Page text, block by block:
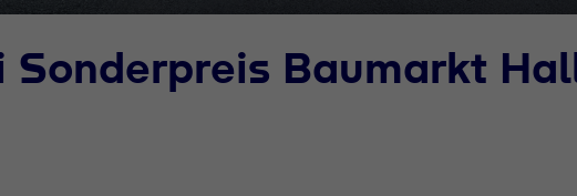
Sonderpreis Baumarkt